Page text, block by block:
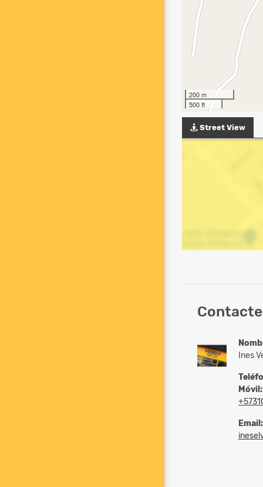
200 m
500 ft
Street View
Ines
Móvil:
Email: